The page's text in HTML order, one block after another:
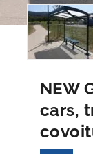
NEW
cars,